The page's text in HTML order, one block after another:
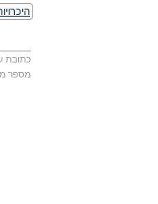
כתובת
מספר